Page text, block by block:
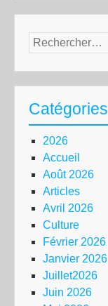
Rechercher :
Catégories
2026
Accueil
Août 2026
Articles
Avril 2026
Culture
Février 2026
Janvier 2026
Juillet2026
Juin 2026